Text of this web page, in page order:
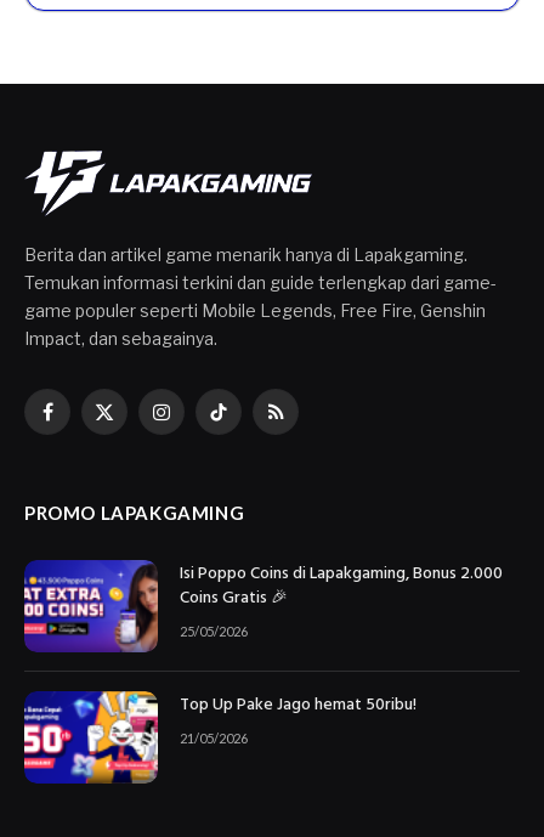
Berita dan artikel game menarik hanya di Lapakgaming.
Temukan informasi terkini dan guide terlengkap dari game-
game populer seperti Mobile Legends, Free Fire, Genshin
Impact, dan sebagainya.
Facebook
X
InstagramTikTokRSS
PROMO LAPAKGAMING
Isi Poppo Coins di Lapakgaming, Bonus 2.000
Coins Gratis 🎉
25/05/2026
Top Up Pake Jago hemat 50ribu!
21/05/2026